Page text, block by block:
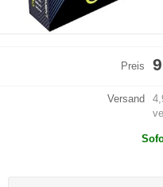
Preis
Versand